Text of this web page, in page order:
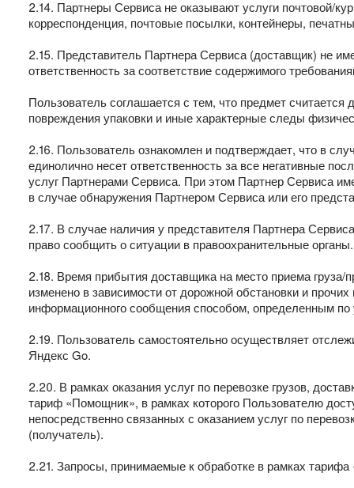
2.14. Партнеры Сервиса не оказывают услуги почтовой/
корреспонденция, почтовые посылки, контейнеры,
2.15. Представитель Партнера Сервиса (доставщик) не
ответственность за соответствие содержимого
Пользователь соглашается с тем, что предмет
повреждения упаковки и иные характерные следы
2.16. Пользователь ознакомлен и подтверждает, что в
единолично несет ответственность за все негативные
услуг Партнерами Сервиса. При этом Партнер Сервиса
в случае обнаружения Партнером Сервиса или его
2.17. В случае наличия у представителя Партнера
право сообщить о ситуации в правоохранительные органы.
2.18. Время прибытия доставщика на место приема
изменено в зависимости от дорожной обстановки и
информационного сообщения способом, определенным
2.19. Пользователь самостоятельно осуществляет
Яндекс Go.
2.20. В рамках оказания услуг по перевозке грузов,
тариф «Помощник», в рамках которого Пользователю
непосредственно связанных с оказанием услуг по
(получатель).
2.21. Запросы, принимаемые к обработке в рамках